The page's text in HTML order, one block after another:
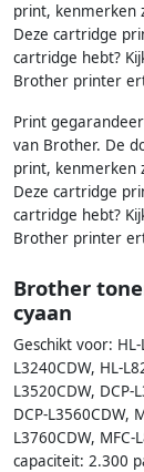
print, kenmerken
Deze cartridge
cartridge hebt?
Brother printer
Print
van Brother. De
print, kenmerken
Deze cartridge
cartridge hebt?
Brother printer
Brother
cyaan
Geschikt voor: HL-
L3240CDW, HL-
L3520CDW, DCP-
DCP-L3560CDW,
L3760CDW, MFC-
capaciteit: 2.300